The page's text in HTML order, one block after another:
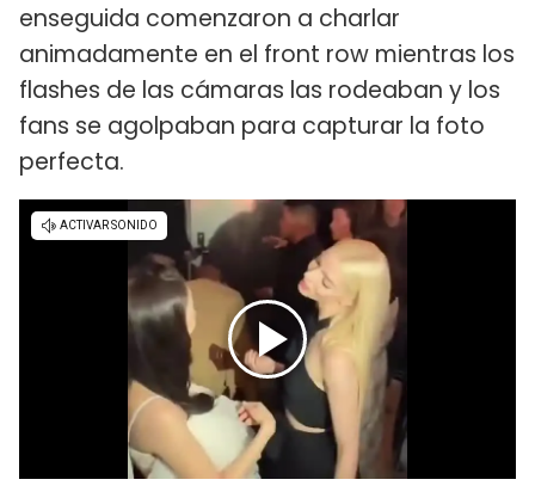
enseguida comenzaron a charlar
animadamente en el front row mientras los
flashes de las cámaras las rodeaban y los
fans se agolpaban para capturar la foto
perfecta.